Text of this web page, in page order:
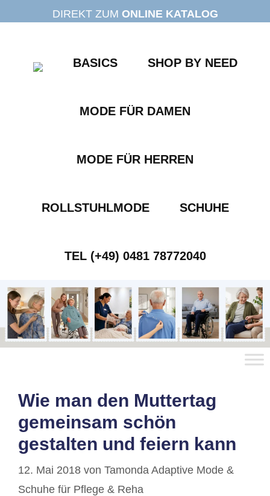
Inhalt
DIREKT ZUM ONLINE KATALOG
BASICS SHOP BY NEED
MODE FÜR DAMEN
MODE FÜR HERREN
ROLLSTUHLMODE SCHUHE
TEL (+49) 0481 78772040
Wie man den Muttertag
gemeinsam schön
gestalten und feiern kann
12. Mai 2018 von Tamonda Adaptive Mode &
Schuhe für Pflege & Reha